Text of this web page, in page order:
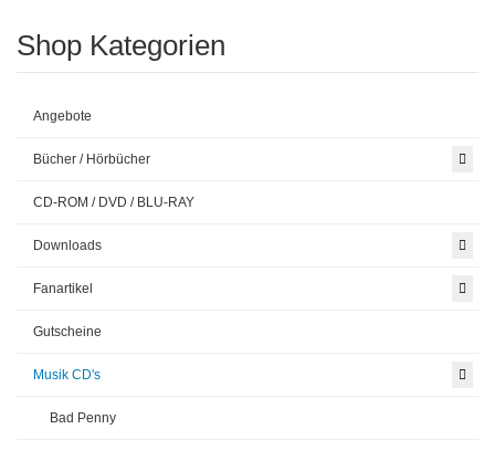
Shop Kategorien
Angebote
Bücher / Hörbücher
CD-ROM / DVD / BLU-RAY
Downloads
Fanartikel
Gutscheine
Musik CD's
Bad Penny